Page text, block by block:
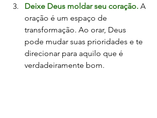
Deixe Deus moldar seu coração. A
oração é um espaço de
transformação. Ao orar, Deus
pode mudar suas prioridades e te
direcionar para aquilo que é
verdadeiramente bom.